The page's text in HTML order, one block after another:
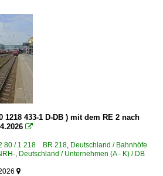
1218 433-1 D-DB ) mit dem RE 2 nach

80 / 1 218 BR 218, Deutschland / Bahnhöfe
, Deutschland / Unternehmen (A - K) / DB
